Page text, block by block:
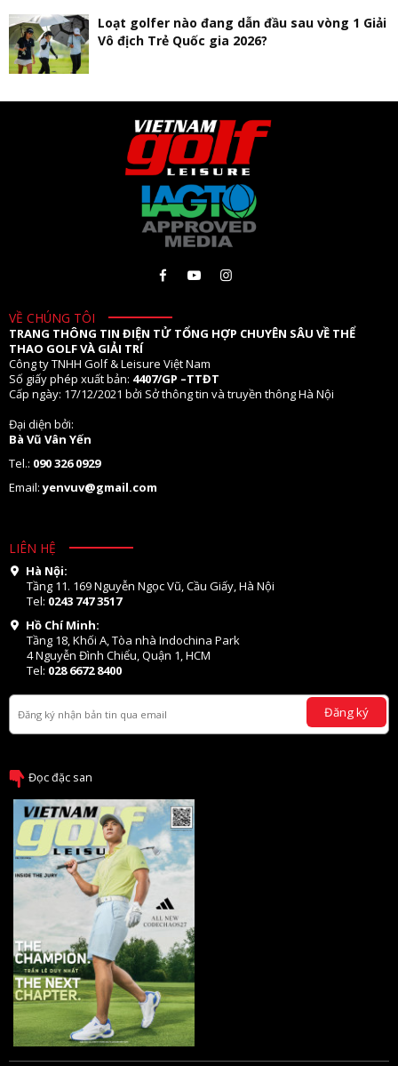
Loạt golfer nào đang dẫn đầu sau vòng 1 Giải
Vô địch Trẻ Quốc gia 2026?
VỀ CHÚNG TÔI
TRANG THÔNG TIN ĐIỆN TỬ TỔNG HỢP CHUYÊN SÂU VỀ THỂ
THAO GOLF VÀ GIẢI TRÍ
Công ty TNHH Golf & Leisure Việt Nam
Số giấy phép xuất bản: 4407/GP –TTĐT
Cấp ngày: 17/12/2021 bởi Sở thông tin và truyền thông Hà Nội
Đại diện bởi:
Bà Vũ Vân Yến
Tel.: 090 326 0929
Email:yenvuv@gmail.com
LIÊN HỆ
Hà Nội:
Tầng 11. 169 Nguyễn Ngọc Vũ, Cầu Giấy, Hà Nội
Tel: 0243 747 3517
Hồ Chí Minh:
Tầng 18, Khối A, Tòa nhà Indochina Park
4 Nguyễn Đình Chiểu, Quận 1, HCM
Tel: 028 6672 8400
Đăng ký
Đọc đặc san